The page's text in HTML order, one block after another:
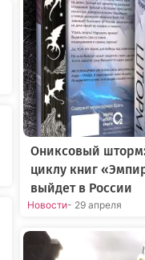
Ониксовый
циклу книг
выйдет в России
Новости- 29 апреля